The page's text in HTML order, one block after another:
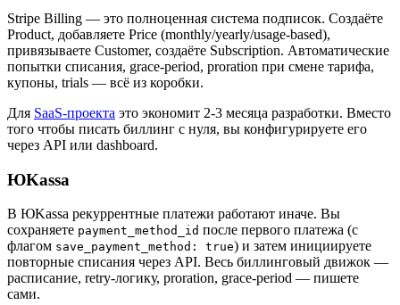
Stripe Billing — это полноценная система подписок. Создаёте
Product, добавляете Price (monthly/yearly/usage-based),
привязываете Customer, создаёте Subscription. Автоматические
попытки списания, grace-period, proration при смене тарифа,
купоны, trials — всё из коробки.
Для SaaS-проекта это экономит 2-3 месяца разработки. Вместо
того чтобы писать биллинг с нуля, вы конфигурируете его
через API или dashboard.
ЮKassa
В ЮKassa рекуррентные платежи работают иначе. Вы
сохраняете payment_method_id после первого платежа (с
флагом save_payment_method: true) и затем инициируете
повторные списания через API. Весь биллинговый движок —
расписание, retry-логику, proration, grace-period — пишете
сами.